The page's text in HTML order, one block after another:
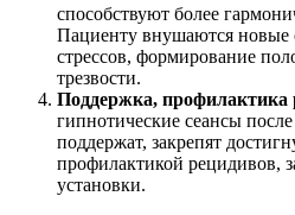
способствуют более
Пациенту внушаются новые
стрессов, формирование
трезвости.
Поддержка, профилактика
гипнотические сеансы
поддержат, закрепят
профилактикой рецидивов,
установки.